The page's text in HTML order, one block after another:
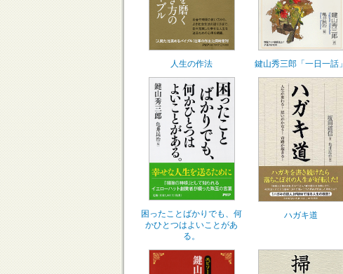
人生の作法 鍵山秀三郎「一日一話」
困ったことばかりでも、何
かひとつはよいことがあ
る。
ハガキ道